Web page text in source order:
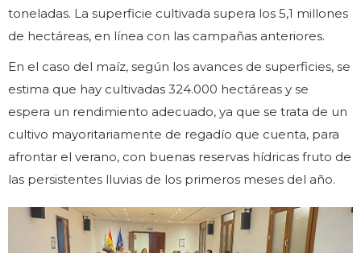
toneladas. La superficie cultivada supera los 5,1 millones
de hectáreas, en línea con las campañas anteriores.
En el caso del maíz, según los avances de superficies, se
estima que hay cultivadas 324.000 hectáreas y se
espera un rendimiento adecuado, ya que se trata de un
cultivo mayoritariamente de regadío que cuenta, para
afrontar el verano, con buenas reservas hídricas fruto de
las persistentes lluvias de los primeros meses del año.